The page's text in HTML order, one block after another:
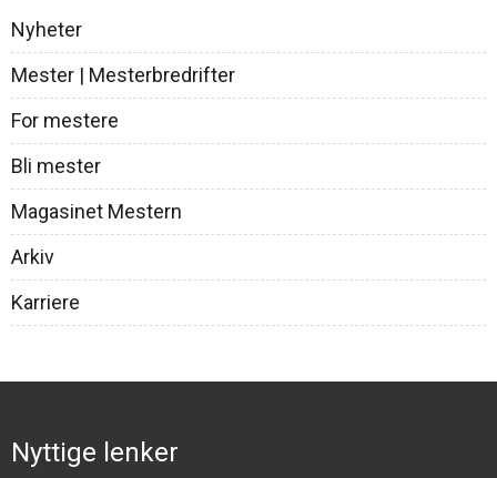
Nyheter
Mester | Mesterbredrifter
For mestere
Bli mester
Magasinet Mestern
Arkiv
Karriere
Nyttige lenker